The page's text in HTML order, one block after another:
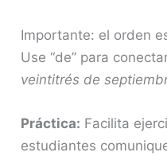
Importante: el orden
Use “de” para
veintitrés de
Práctica: Facilita
estudiantes